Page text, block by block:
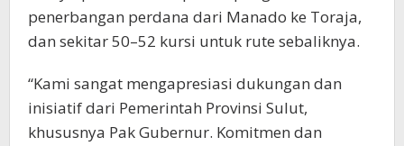
penerbangan perdana dari Manado ke Toraja,
dan sekitar 50–52 kursi untuk rute sebaliknya.
“Kami sangat mengapresiasi dukungan dan
inisiatif dari Pemerintah Provinsi Sulut,
khususnya Pak Gubernur. Komitmen dan